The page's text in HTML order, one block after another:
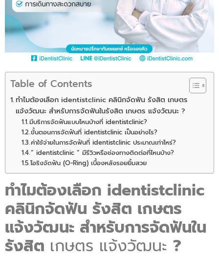
Table of Contents
ทำไมต้องเลือก identistclinic คลินิกจัดฟัน รังสิต เกษตร
แจ้งวัฒนะ สำหรับการจัดฟันในรังสิต เกษตร แจ้งวัฒนะ ?
มีบริการจัดฟันแบบไหนบ้างที่ identistclinic?
ขั้นตอนการจัดฟันที่ identistclinic เป็นอย่างไร?
ค่าใช้จ่ายในการจัดฟันที่ identistclinic ประมาณเท่าไหร่?
” identistclinic ” มีรีวิวหรือช่องทางติดต่อที่ไหนบ้าง?
โอริงจัดฟัน (O-Ring) เบื้องหลังรอยยิ้มสวย
ทำไมต้องเลือก identistclinic
คลินิกจัดฟัน รังสิต เกษตร
แจ้งวัฒนะ สำหรับการจัดฟันใน
รังสิต เกษตร แจ้งวัฒนะ ?